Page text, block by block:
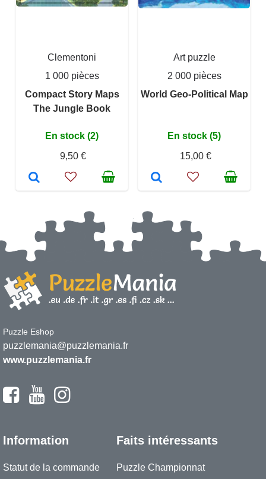
Clementoni
1 000 pièces
Compact Story Maps
The Jungle Book
En stock (2)
9,50 €
Art puzzle
2 000 pièces
World Geo-Political Map
En stock (5)
15,00 €
Puzzle Eshop
puzzlemania@puzzlemania.fr
www.puzzlemania.fr
Information
Statut de la commande
Faits intéressants
Puzzle Championnat